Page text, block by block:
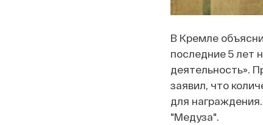
В Кремле
последние 5 лет
деятельность».
заявил, что
для
"Медуза".